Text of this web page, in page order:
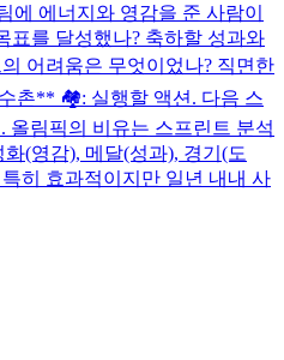
에 에너지와 영감을 준 사람이
를 달성했나? 축하할 성과와
어려움은 무엇이었나? 직면한
촌** 🏘️: 실행할 액션. 다음 스
올림픽의 비유는 스프린트 분석
(영감), 메달(성과), 경기(도
히 효과적이지만 일년 내내 사